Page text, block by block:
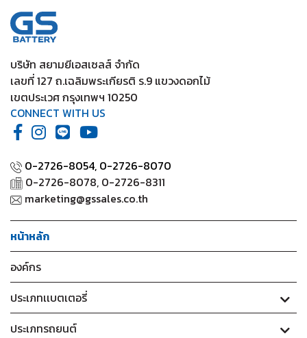
บริษัท สยามยีเอสเซลส์ จำกัด
เลขที่ 127 ถ.เฉลิมพระเกียรติ ร.9 แขวงดอกไม้
เขตประเวศ กรุงเทพฯ 10250
CONNECT WITH US
0-2726-8054, 0-2726-8070
0-2726-8078, 0-2726-8311
marketing@gssales.co.th
หน้าหลัก
องค์กร
ประเภทเเบตเตอรี่
ประเภทรถยนต์